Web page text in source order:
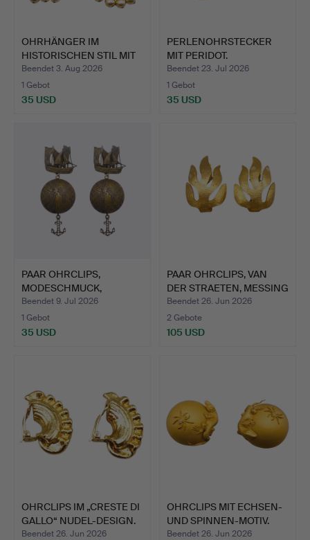
OHRHÄNGER IM
HISTORISCHEN STIL MIT
PERLENA…
Beendet 3. Aug 2026
1 Gebot
35 USD
PERLENOHRSTECKER
MIT PERIDOT.
Beendet 23. Jul 2026
1 Gebot
35 USD
PAAR OHRCLIPS,
MODESCHMUCK,
MARITIMES MOTI…
Beendet 9. Jul 2026
1 Gebot
35 USD
PAAR OHRCLIPS, VAN
DER STRAETEN, MESSING
V…
Beendet 26. Jun 2026
2 Gebote
105 USD
OHRCLIPS IM „CRESTE DI
GALLO“ NUDEL-DESIGN.
Beendet 26. Jun 2026
OHRCLIPS MIT ECHSEN-
UND SPINNEN-MOTIV.
Beendet 26. Jun 2026